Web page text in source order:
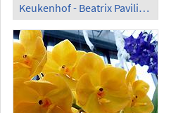
Keukenhof - Beatrix Pavilion; Orchids (6)